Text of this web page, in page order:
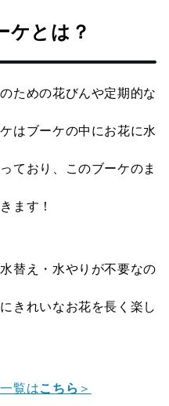
ケとは？
ための花びんや定期的な
はブーケの中にお花に水
ており、このブーケのま
ます！
替え・水やりが不要なの
きれいなお花を長く楽し
覧はこちら ＞